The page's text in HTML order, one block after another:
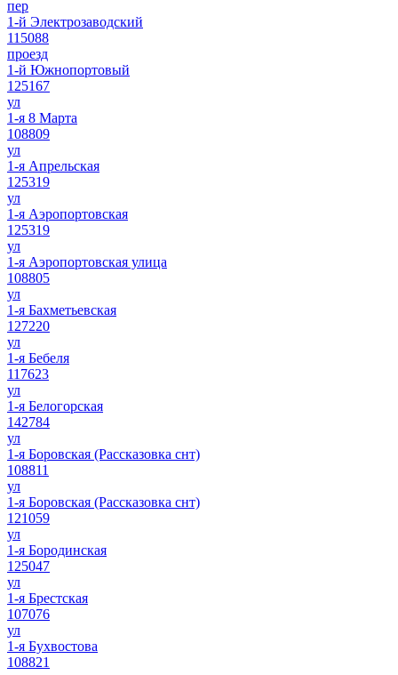
пер
1-й Электрозаводский
115088
проезд
1-й Южнопортовый
125167
ул
1-я 8 Марта
108809
ул
1-я Апрельская
125319
ул
1-я Аэропортовская
125319
ул
1-я Аэропортовская улица
108805
ул
1-я Бахметьевская
127220
ул
1-я Бебеля
117623
ул
1-я Белогорская
142784
ул
1-я Боровская (Рассказовка снт)
108811
ул
1-я Боровская (Рассказовка снт)
121059
ул
1-я Бородинская
125047
ул
1-я Брестская
107076
ул
1-я Бухвостова
108821